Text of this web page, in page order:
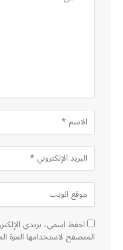
احفظ اسمي، بريدي
المتصفح لاستخدامها المرة